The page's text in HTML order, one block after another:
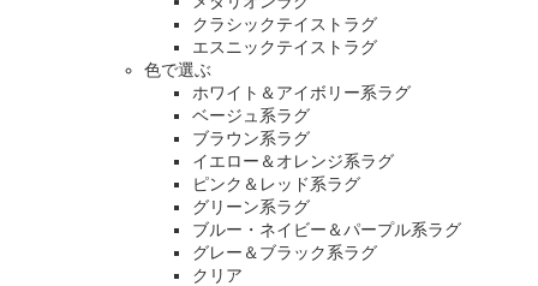
クラシックテイストラグ
エスニックテイストラグ
色で選ぶ
ホワイト＆アイボリー系ラグ
ベージュ系ラグ
ブラウン系ラグ
イエロー＆オレンジ系ラグ
ピンク＆レッド系ラグ
グリーン系ラグ
ブルー・ネイビー＆パープル系ラグ
グレー＆ブラック系ラグ
クリア